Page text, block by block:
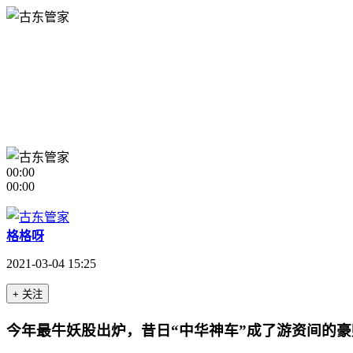
00:00
00:00
格格呀
2021-03-04 15:25
+ 关注
今年最牛妖股出炉，昔日“中华神车”成了游资间的